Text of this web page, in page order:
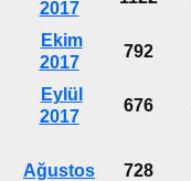
2017
Ekim
2017
792
Eylül
2017
676
Ağustos
728